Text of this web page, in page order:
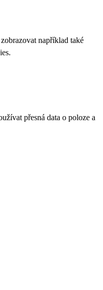
například také
.
přesná data o poloze a